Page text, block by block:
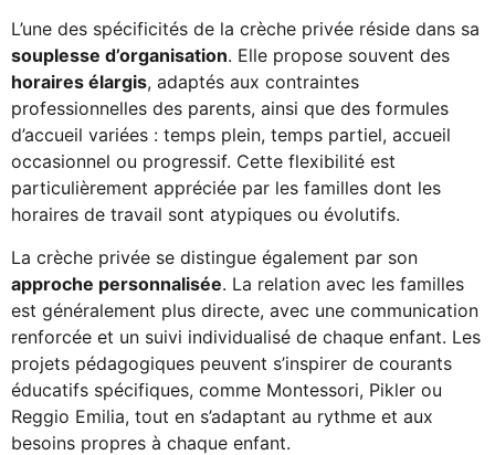
L’une des spécificités de la crèche privée réside dans sa
souplesse d’organisation. Elle propose souvent des
horaires élargis, adaptés aux contraintes
professionnelles des parents, ainsi que des formules
d’accueil variées : temps plein, temps partiel, accueil
occasionnel ou progressif. Cette flexibilité est
particulièrement appréciée par les familles dont les
horaires de travail sont atypiques ou évolutifs.
La crèche privée se distingue également par son
approche personnalisée. La relation avec les familles
est généralement plus directe, avec une communication
renforcée et un suivi individualisé de chaque enfant. Les
projets pédagogiques peuvent s’inspirer de courants
éducatifs spécifiques, comme Montessori, Pikler ou
Reggio Emilia, tout en s’adaptant au rythme et aux
besoins propres à chaque enfant.